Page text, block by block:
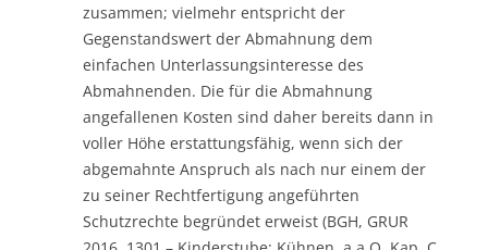
zusammen; vielmehr entspricht der
Gegenstandswert der Abmahnung dem
einfachen Unterlassungsinteresse des
Abmahnenden. Die für die Abmahnung
angefallenen Kosten sind daher bereits dann in
voller Höhe erstattungsfähig, wenn sich der
abgemahnte Anspruch als nach nur einem der
zu seiner Rechtfertigung angeführten
Schutzrechte begründet erweist (BGH, GRUR